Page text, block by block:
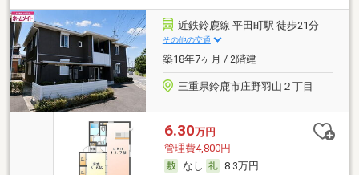
近鉄鈴鹿線 平田町駅 徒歩21分
その他の交通
築18年7ヶ月 / 2階建
三重県鈴鹿市庄野羽山２丁目
6.30万円
管理費4,800円
なし
8.3万円